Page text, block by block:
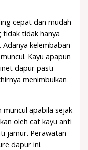
cepat dan mudah
tidak tidak hanya
kelembaban
Kayu apapun
dapur pasti
menimbulkan
muncul apabila sejak
oleh cat kayu anti
jamur. Perawatan
dapur ini.